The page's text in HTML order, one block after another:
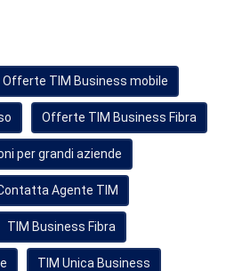
Offerte TIM Business mobile
Offerte TIM Business Fibra
per grandi aziende
Agente TIM
TIM Business Fibra
TIM Unica Business